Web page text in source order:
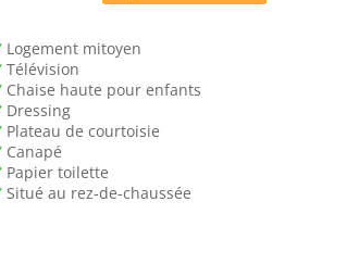
Logement mitoyen
Télévision
Chaise haute pour enfants
Dressing
Plateau de courtoisie
Canapé
Papier toilette
Situé au rez-de-chaussée